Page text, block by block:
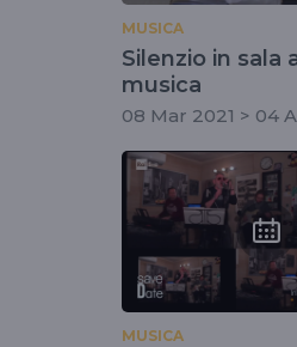
MUSICA
Silenzio in sala
musica
08 Mar 2021 > 04
MUSICA